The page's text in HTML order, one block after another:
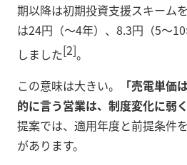
期以降は初期投資支援スキーム
は24円（〜4年）、8.3円（5〜
しました[2]。
この意味は大きい。
「売電単価
的に言う営業は、制度変化に弱
提案では、適用年度と前提条件
があります。